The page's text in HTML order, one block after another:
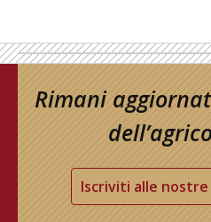
Rimani
Iscriviti alle